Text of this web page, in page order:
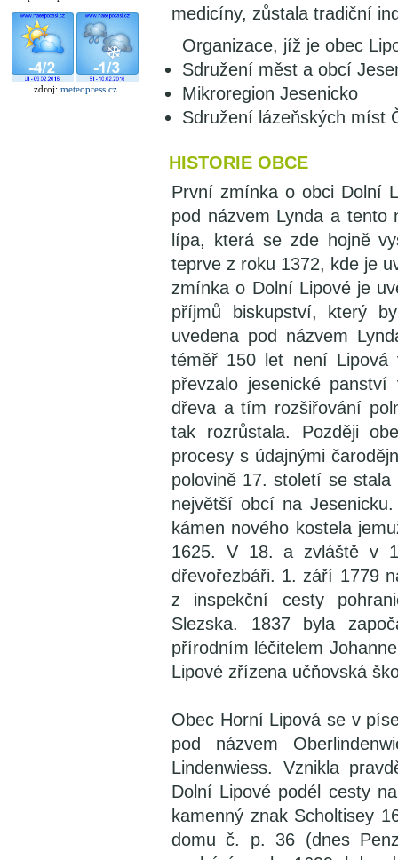
zdroj: meteopress.cz
medicíny, zůstala tradiční
Organizace, jíž je obec
Sdružení měst a obcí
Mikroregion Jesenicko
Sdružení lázeňských míst
HISTORIE OBCE
První zmínka o obci Dolní
pod názvem Lynda a tento
lípa, která se zde hojně
teprve z roku 1372, kde je
zmínka o Dolní Lipové je
příjmů biskupství, který
uvedena pod názvem
téměř 150 let není Lipová
převzalo jesenické
dřeva a tím rozšiřování
tak rozrůstala. Později
procesy s údajnými
polovině 17. století se
největší obcí na
kámen nového kostela
1625. V 18. a zvláště v
dřevořezbáři. 1. září 1779
z inspekční cesty
Slezska. 1837 byla
přírodním léčitelem
Lipové zřízena učňovská
Obec Horní Lipová se v
pod názvem
Lindenwiess. Vznikla
Dolní Lipové podél cesty
kamenný znak Scholtisey
domu č. p. 36 (dnes